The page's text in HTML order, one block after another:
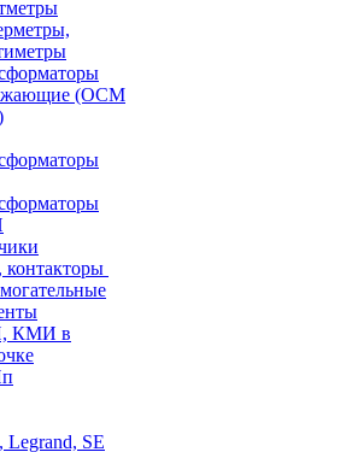
(ОСМ
контакторы
КМИ в
Legrand, SE